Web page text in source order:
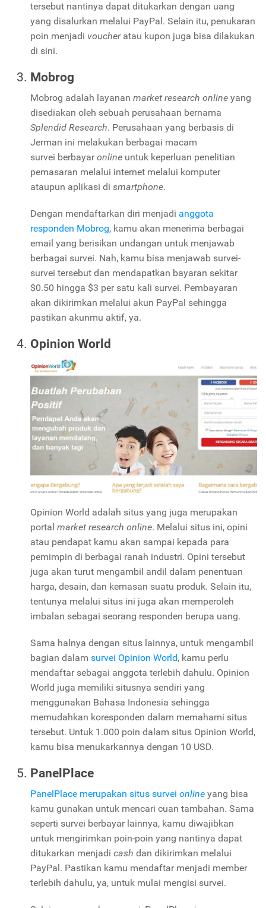
tersebut nantinya dapat ditukarkan dengan uang
yang disalurkan melalui PayPal. Selain itu, penukaran
poin menjadi voucher atau kupon juga bisa dilakukan
di sini.
Mobrog
Mobrog adalah layanan market research online yang
disediakan oleh sebuah perusahaan bernama
Splendid Research. Perusahaan yang berbasis di
Jerman ini melakukan berbagai macam
survei berbayaronline untuk keperluan penelitian
pemasaran melalui internet melalui komputer
ataupun aplikasi di smartphone.
Dengan mendaftarkan diri menjadi anggota
responden Mobrog, kamu akan menerima berbagai
email yang berisikan undangan untuk menjawab
berbagai survei. Nah, kamu bisa menjawab survei-
survei tersebut dan mendapatkan bayaran sekitar
$0.50 hingga $3 per satu kali survei. Pembayaran
akan dikirimkan melalui akun PayPal sehingga
pastikan akunmu aktif, ya.
Opinion World
Opinion World adalah situs yang juga merupakan
portal market research online. Melalui situs ini, opini
atau pendapat kamu akan sampai kepada para
pemimpin di berbagai ranah industri. Opini tersebut
juga akan turut mengambil andil dalam penentuan
harga, desain, dan kemasan suatu produk. Selain itu,
tentunya melalui situs ini juga akan memperoleh
imbalan sebagai seorang responden berupa uang.
Sama halnya dengan situs lainnya, untuk mengambil
bagian dalam survei Opinion World, kamu perlu
mendaftar sebagai anggota terlebih dahulu. Opinion
World juga memiliki situsnya sendiri yang
menggunakan Bahasa Indonesia sehingga
memudahkan koresponden dalam memahami situs
tersebut. Untuk 1.000 poin dalam situs Opinion World,
kamu bisa menukarkannya dengan 10 USD.
PanelPlace
PanelPlace merupakan situs survei online yang bisa
kamu gunakan untuk mencari cuan tambahan. Sama
seperti survei berbayar lainnya, kamu diwajibkan
untuk mengirimkan poin-poin yang nantinya dapat
ditukarkan menjadi cash dan dikirimkan melalui
PayPal. Pastikan kamu mendaftar menjadi member
terlebih dahulu, ya, untuk mulai mengisi survei.